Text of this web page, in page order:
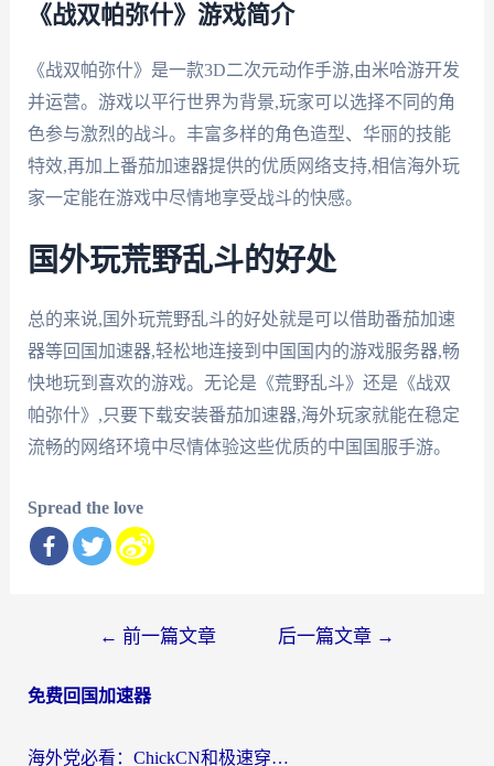
《战双帕弥什》游戏简介
《战双帕弥什》是一款3D二次元动作手游,由米哈游开发
并运营。游戏以平行世界为背景,玩家可以选择不同的角
色参与激烈的战斗。丰富多样的角色造型、华丽的技能
特效,再加上番茄加速器提供的优质网络支持,相信海外玩
家一定能在游戏中尽情地享受战斗的快感。
国外玩荒野乱斗的好处
总的来说,国外玩荒野乱斗的好处就是可以借助番茄加速
器等回国加速器,轻松地连接到中国国内的游戏服务器,畅
快地玩到喜欢的游戏。无论是《荒野乱斗》还是《战双
帕弥什》,只要下载安装番茄加速器,海外玩家就能在稳定
流畅的网络环境中尽情体验这些优质的中国国服手游。
Spread the love
导
← 前一篇文章 后一篇文章 →
免费回国加速器
海外党必看：ChickCN和极速穿梭VPN好用吗？3招教你选对回国加速器无缝刷国内资源